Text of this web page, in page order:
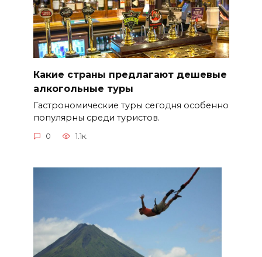
Какие страны предлагают дешевые
алкогольные туры
Гастрономические туры сегодня особенно
популярны среди туристов.
0 1.1к.